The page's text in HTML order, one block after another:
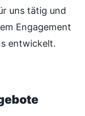
uns tätig und
Engagement
entwickelt.